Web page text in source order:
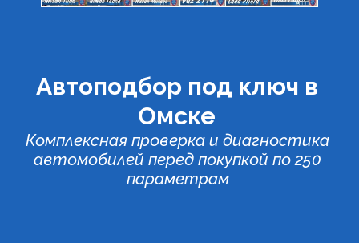
Автоподбор под ключ в
Омске
Комплексная проверка и диагностика
автомобилей перед покупкой по 250
параметрам